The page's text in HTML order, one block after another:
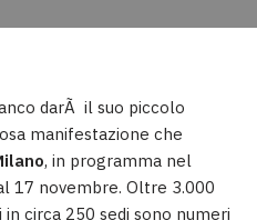
darÃ il suo piccolo
manifestazione che
, in programma nel
17 novembre. Oltre 3.000
circa 250 sedi sono numeri